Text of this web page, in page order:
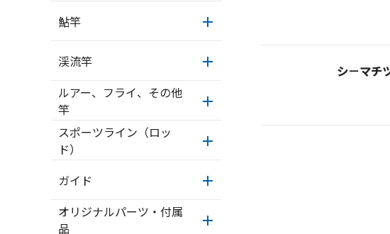
鮎竿
渓流竿
ルアー、フライ、その他
竿
スポーツライン（ロッ
ド）
ガイド
オリジナルパーツ・付属
品
シ－マチ